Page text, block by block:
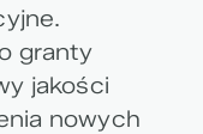
granty
jakości
nowych